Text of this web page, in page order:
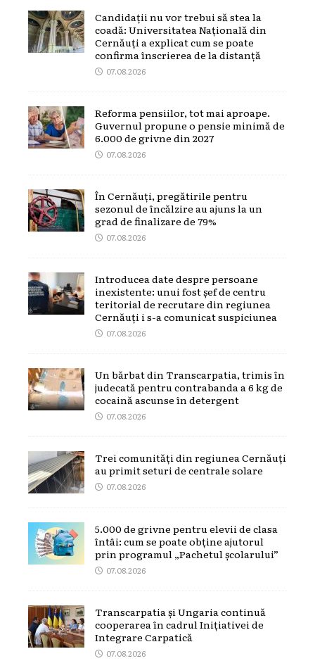
Candidații nu vor trebui să stea la
coadă: Universitatea Națională din
Cernăuți a explicat cum se poate
confirma înscrierea de la distanță
07.08.2026
Reforma pensiilor, tot mai aproape.
Guvernul propune o pensie minimă de
6.000 de grivne din 2027
07.08.2026
În Cernăuți, pregătirile pentru
sezonul de încălzire au ajuns la un
grad de finalizare de 79%
07.08.2026
Introducea date despre persoane
inexistente: unui fost șef de centru
teritorial de recrutare din regiunea
Cernăuți i s-a comunicat suspiciunea
07.08.2026
Un bărbat din Transcarpatia, trimis în
judecată pentru contrabanda a 6 kg de
cocaină ascunse în detergent
07.08.2026
Trei comunități din regiunea Cernăuți
au primit seturi de centrale solare
07.08.2026
5.000 de grivne pentru elevii de clasa
întâi: cum se poate obține ajutorul
prin programul „Pachetul școlarului”
07.08.2026
Transcarpatia și Ungaria continuă
cooperarea în cadrul Inițiativei de
Integrare Carpatică
07.08.2026